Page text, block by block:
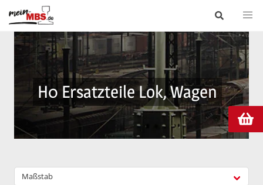
H0 Ersatzteile Lok, Wagen
Maßstab